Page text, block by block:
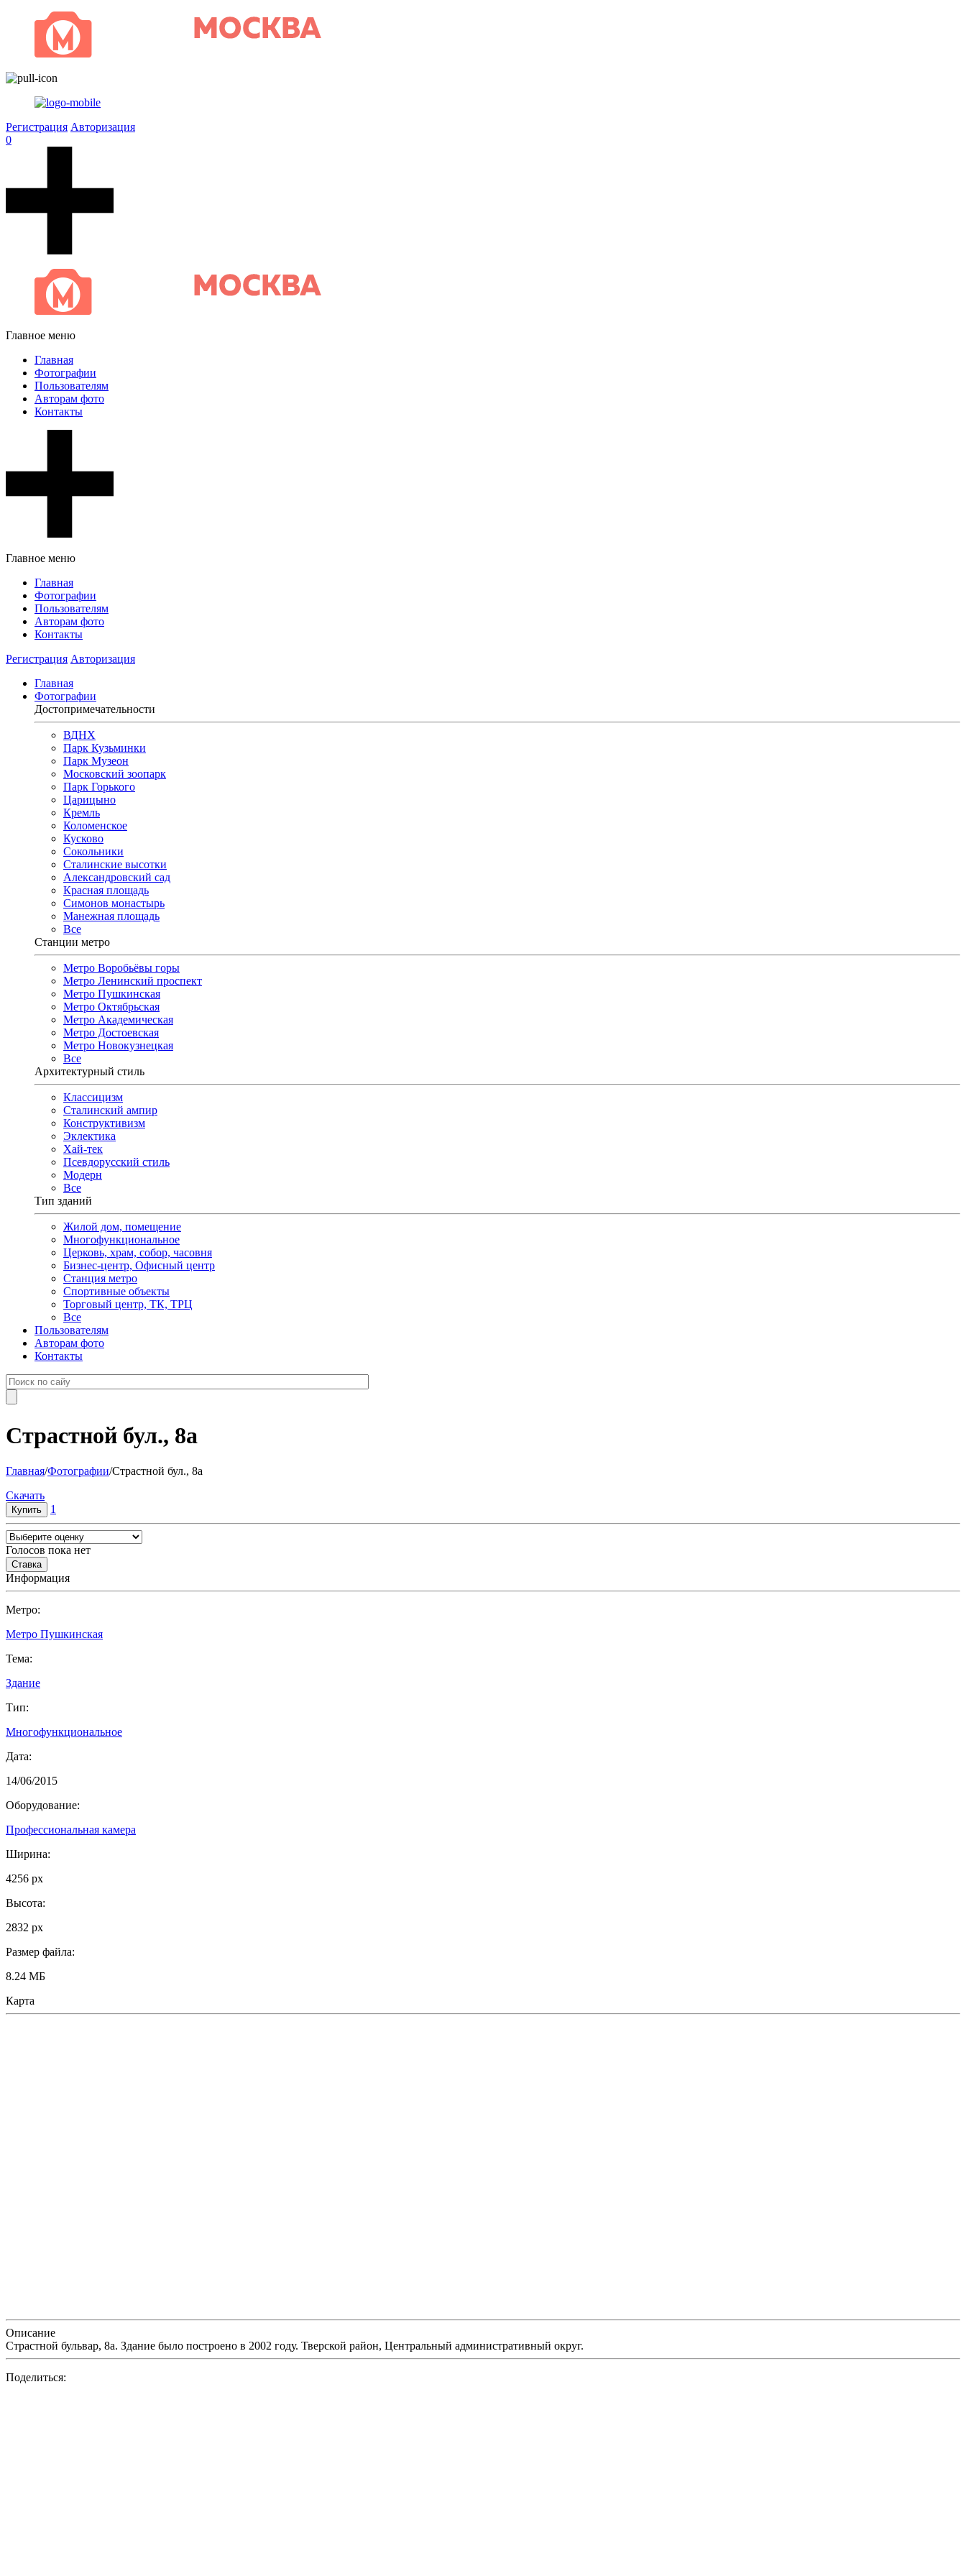
Регистрация Авторизация
0
Главное меню
Главная
Фотографии
Пользователям
Авторам фото
Контакты
Главное меню
Главная
Фотографии
Пользователям
Авторам фото
Контакты
Регистрация Авторизация
Главная
Фотографии
Достопримечательности
ВДНХ
Парк Кузьминки
Парк Музеон
Московский зоопарк
Парк Горького
Царицыно
Кремль
Коломенское
Кусково
Сокольники
Сталинские высотки
Александровский сад
Красная площадь
Симонов монастырь
Манежная площадь
Все
Станции метро
Метро Воробьёвы горы
Метро Ленинский проспект
Метро Пушкинская
Метро Октябрьская
Метро Академическая
Метро Достоевская
Метро Новокузнецкая
Все
Архитектурный стиль
Классицизм
Сталинский ампир
Конструктивизм
Эклектика
Хай-тек
Псевдорусский стиль
Модерн
Все
Тип зданий
Жилой дом, помещение
Многофункциональное
Церковь, храм, собор, часовня
Бизнес-центр, Офисный центр
Станция метро
Спортивные объекты
Торговый центр, ТК, ТРЦ
Все
Пользователям
Авторам фото
Контакты
Страстной бул., 8а
Главная/Фотографии/Страстной бул., 8а
Cкачать
1
Голосов пока нет
Информация
Метро:
Метро Пушкинская
Тема:
Здание
Тип:
Многофункциональное
Дата:
14/06/2015
Оборудование:
Профессиональная камера
Ширина:
4256 px
Высота:
2832 px
Размер файла:
8.24 МБ
Карта
Описание
Страстной бульвар, 8а. Здание было построено в 2002 году. Тверской район, Центральный административный округ.
Поделиться: